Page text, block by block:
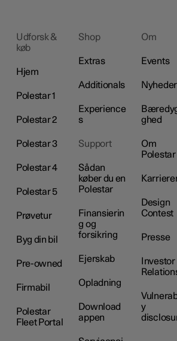
Udforsk &
køb
Hjem
Polestar 1
Polestar 2
Polestar 3
Polestar 4
Polestar 5
Prøvetur
Byg din bil
Pre-owned
Firmabil
Polestar
Fleet Portal
Shop
Extras
Additionals
Experience
s
Support
Sådan
køber du en
Polestar
Finansierin
g og
forsikring
Ejerskab
Opladning
Download
appen
Om
Events
Nyheder
ghed
Om
Polestar
Design
Contest
Presse
Investor
y